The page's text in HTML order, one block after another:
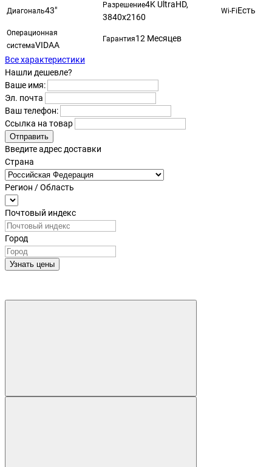
Диагональ43"
Разрешение4K UltraHD,
3840x2160
Wi-FiЕсть
Операционная
системаVIDAA
Гарантия12 Месяцев
Все характеристики
Нашли дешевле?
Ваше имя:
Эл. почта
Ваш телефон:
Ссылка на товар
Отправить
Введите адрес доставки
Страна
Регион / Область
Почтовый индекс
Город
Узнать цены